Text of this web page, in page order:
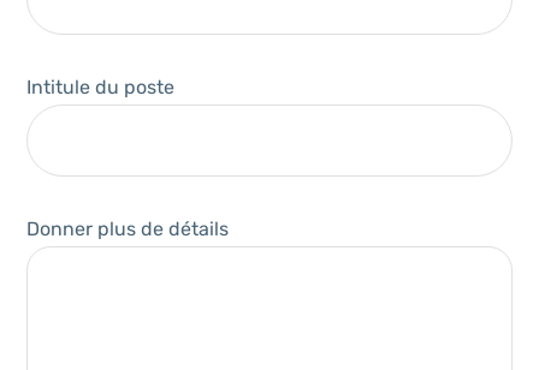
Intitule du poste
Donner plus de détails